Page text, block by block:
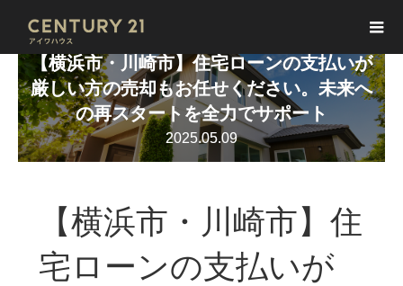
【横浜市・川崎市】住宅ローンの支払いが
厳しい方の売却もお任せください。未来へ
の再スタートを全力でサポート
2025.05.09
【横浜市・川崎市】住
宅ローンの支払いが